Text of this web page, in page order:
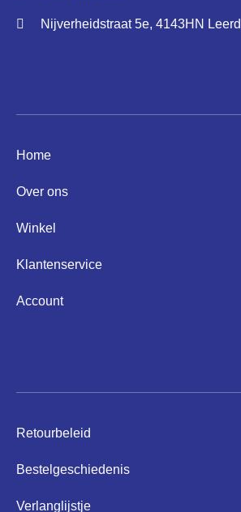
Nijverheidstraat 5e, 4143HN
Home
Over ons
Winkel
Klantenservice
Account
Retourbeleid
Bestelgeschiedenis
Verlanglijstje